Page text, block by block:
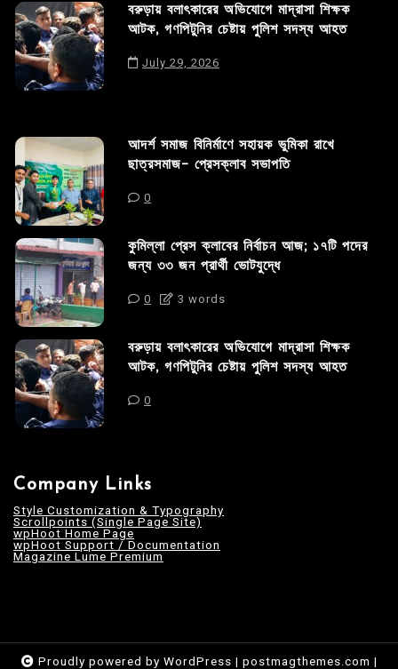
বরুড়ায় বলাৎকারের অভিযোগে মাদ্রাসা শিক্ষক
আটক, গণপিটুনির চেষ্টায় পুলিশ সদস্য আহত
July 29, 2026
আদর্শ সমাজ বিনির্মাণে সহায়ক ভুমিকা রাখে
ছাত্রসমাজ- প্রেসক্লাব সভাপতি
0
কুমিল্লা প্রেস ক্লাবের নির্বাচন আজ; ১৭টি পদের
জন্য ৩৩ জন প্রার্থী ভোটযুদ্ধে
0 3 words
বরুড়ায় বলাৎকারের অভিযোগে মাদ্রাসা শিক্ষক
আটক, গণপিটুনির চেষ্টায় পুলিশ সদস্য আহত
0
Company Links
Style Customization & Typography
Scrollpoints (Single Page Site)
wpHoot Home Page
wpHoot Support / Documentation
Magazine Lume Premium
Proudly powered by WordPress | postmagthemes.com |